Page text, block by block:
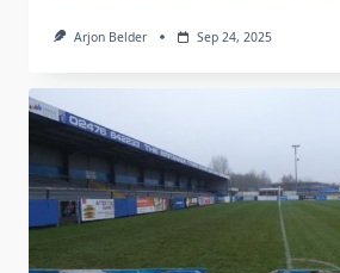
Arjon Belder Sep 24, 2025